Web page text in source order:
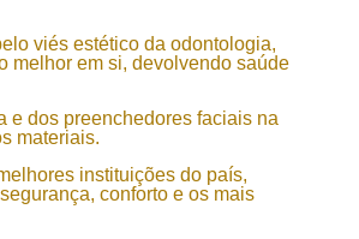
viés estético da odontologia,
melhor em si, devolvendo saúde
e dos preenchedores faciais na
materiais.
instituições do país,
conforto e os mais